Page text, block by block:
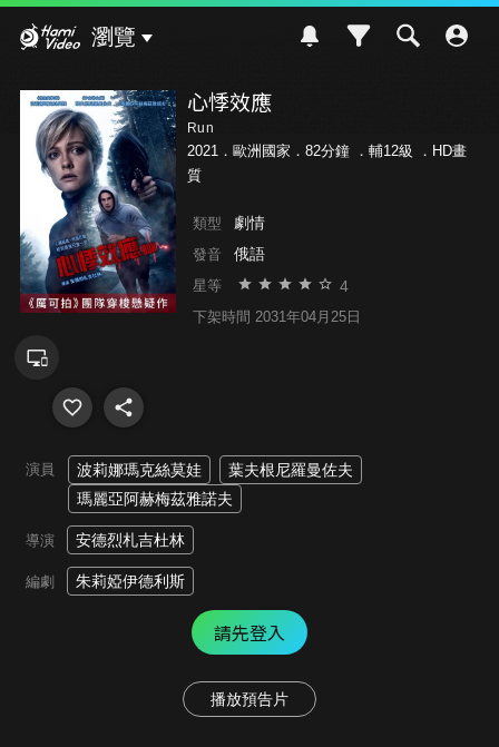
瀏覽
心悸效應
Run
2021．歐洲國家．82分鐘 ． 輔12級
．HD畫
質
類型 劇情
發音 俄語
星等 4
下架時間 2031年04月25日
演員 波莉娜瑪克絲莫娃
葉夫根尼羅曼佐夫
瑪麗亞阿赫梅茲雅諾夫
導演 安德烈札吉杜林
編劇 朱莉婭伊德利斯
請先登入
播放預告片